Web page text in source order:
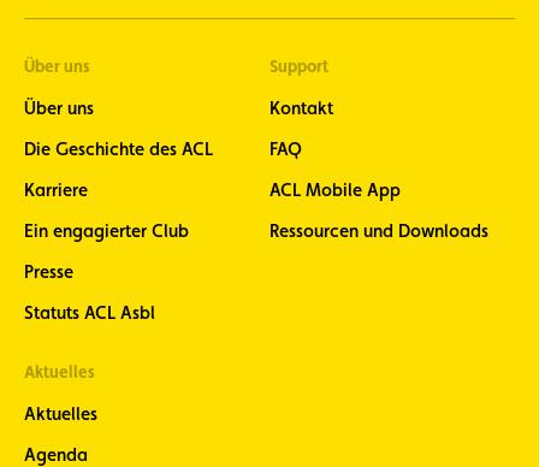
Über uns
Über uns
Die Geschichte des ACL
Karriere
Ein engagierter Club
Presse
Statuts ACL Asbl
Support
Kontakt
FAQ
ACL Mobile App
Ressourcen und Downloads
Aktuelles
Aktuelles
Agenda